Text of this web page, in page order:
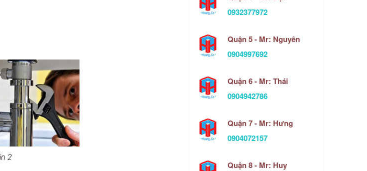
2
0932377972
Quận 5 - Mr: Nguyên
0904997692
Quận 6 - Mr: Thái
0904942786
Quận 7 - Mr: Hưng
0904072157
Quận 8 - Mr: Huy